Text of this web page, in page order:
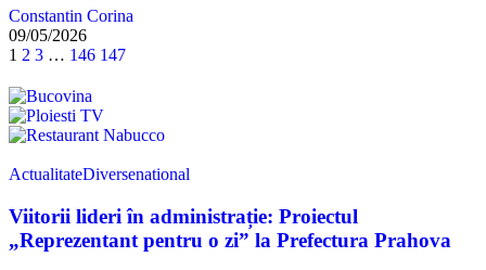
Constantin Corina
09/05/2026
1 2 3 … 146 147
ActualitateDiversenational
Viitorii lideri în administrație: Proiectul
„Reprezentant pentru o zi” la Prefectura Prahova